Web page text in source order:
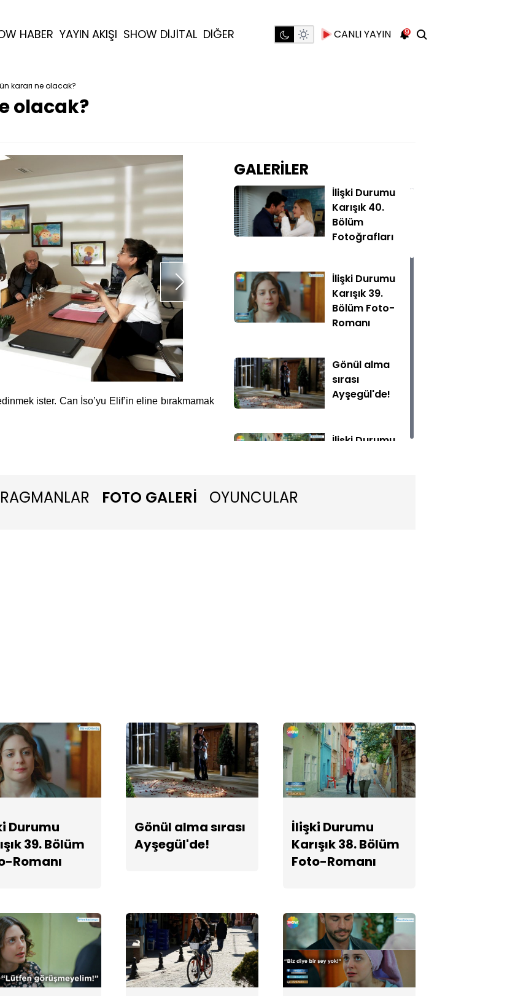
HABER YAYIN AKIŞI SHOW DİJİTAL DİĞER CANLI YAYIN 9
kararı ne olacak?
olacak?
ister. Can İso’yu Elif’in eline bırakmamak Elif zaferinin tadını çıkartacakken İsmail’in yardımlarıyla şans bu
GALERİLER
İlişki Durumu
Karışık 40.
Bölüm
Fotoğrafları
İlişki Durumu
Karışık 39.
Bölüm Foto-
Romanı
Gönül alma
sırası
Ayşegül'de!
İlişki Durumu
kime yer
açacak?
İlişki Durumu
Karışık 36.
Romanı
Ayşegül, Elif'in
yapacak?
İlişki Durumu
Karışık 34.
Bölüm Foto-
FOTO GALERİ OYUNCULAR
Durumu
39. Bölüm
Romanı
Gönül alma sırası
Ayşegül'de!
İlişki Durumu
Karışık 38. Bölüm
Foto-Romanı